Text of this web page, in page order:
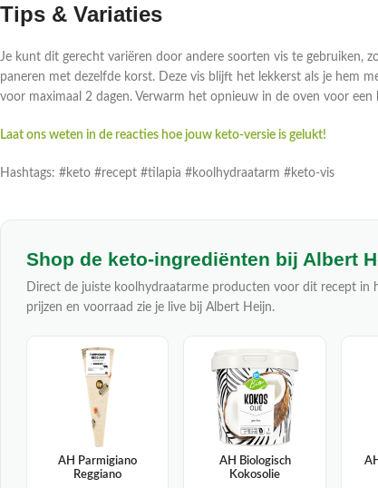
Tips & Variaties
Je kunt dit gerecht variëren door andere soorten vis te gebruiken,
paneren met dezelfde korst. Deze vis blijft het lekkerst als je hem
voor maximaal 2 dagen. Verwarm het opnieuw in de oven voor
Laat ons weten in de reacties hoe jouw keto-versie is gelukt!
Hashtags: #keto #recept #tilapia #koolhydraatarm #keto-vis
Shop de keto-ingrediënten bij Albert
Direct de juiste koolhydraatarme producten voor dit recept in
prijzen en voorraad zie je live bij Albert Heijn.
AH Parmigiano
Reggiano
AH Biologisch
Kokosolie